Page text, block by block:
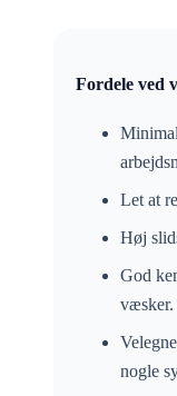
Fordele ved
Let at
Høj
God
væsker.
nogle